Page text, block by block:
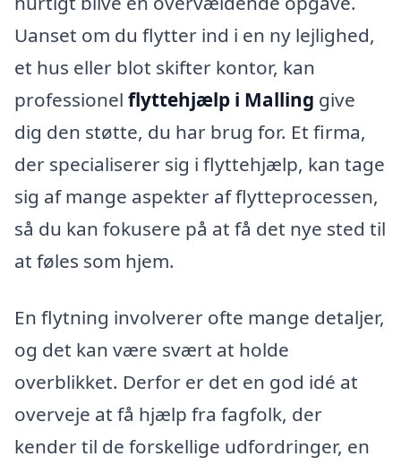
Uanset om du flytter ind i en ny lejlighed,
et hus eller blot skifter kontor, kan
professionel flyttehjælp i Malling give
dig den støtte, du har brug for. Et firma,
der specialiserer sig i flyttehjælp, kan tage
sig af mange aspekter af flytteprocessen,
så du kan fokusere på at få det nye sted til
at føles som hjem.
En flytning involverer ofte mange detaljer,
og det kan være svært at holde
overblikket. Derfor er det en god idé at
overveje at få hjælp fra fagfolk, der
kender til de forskellige udfordringer, en